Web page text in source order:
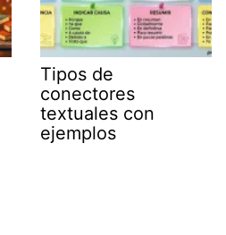
Tipos de
conectores
textuales con
ejemplos